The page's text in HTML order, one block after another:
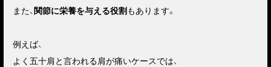
また、関節に栄養を与える役割もあります。
例えば、
よく五十肩と言われる肩が痛いケースでは、